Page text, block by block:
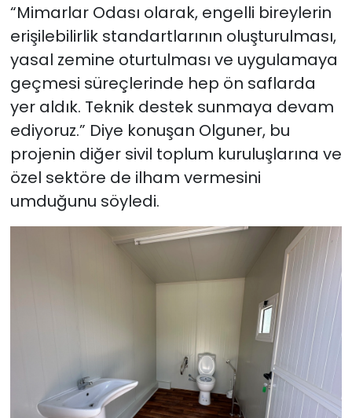
“Mimarlar Odası olarak, engelli bireylerin
erişilebilirlik standartlarının oluşturulması,
yasal zemine oturtulması ve uygulamaya
geçmesi süreçlerinde hep ön saflarda
yer aldık. Teknik destek sunmaya devam
ediyoruz.” Diye konuşan Olguner, bu
projenin diğer sivil toplum kuruluşlarına ve
özel sektöre de ilham vermesini
umduğunu söyledi.